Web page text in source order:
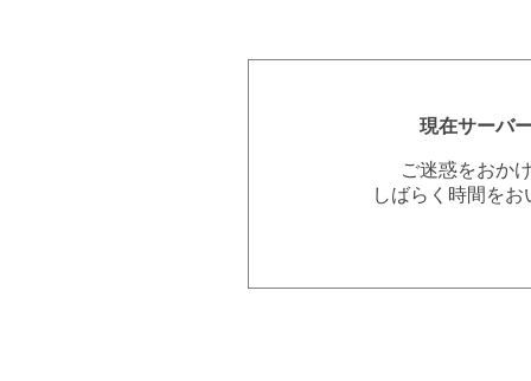
現在サーバ
ご迷惑をおか
しばらく時間を